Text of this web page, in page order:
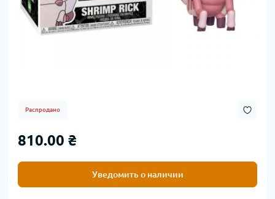
Распродано
810.00 ₴
Уведомить о наличии